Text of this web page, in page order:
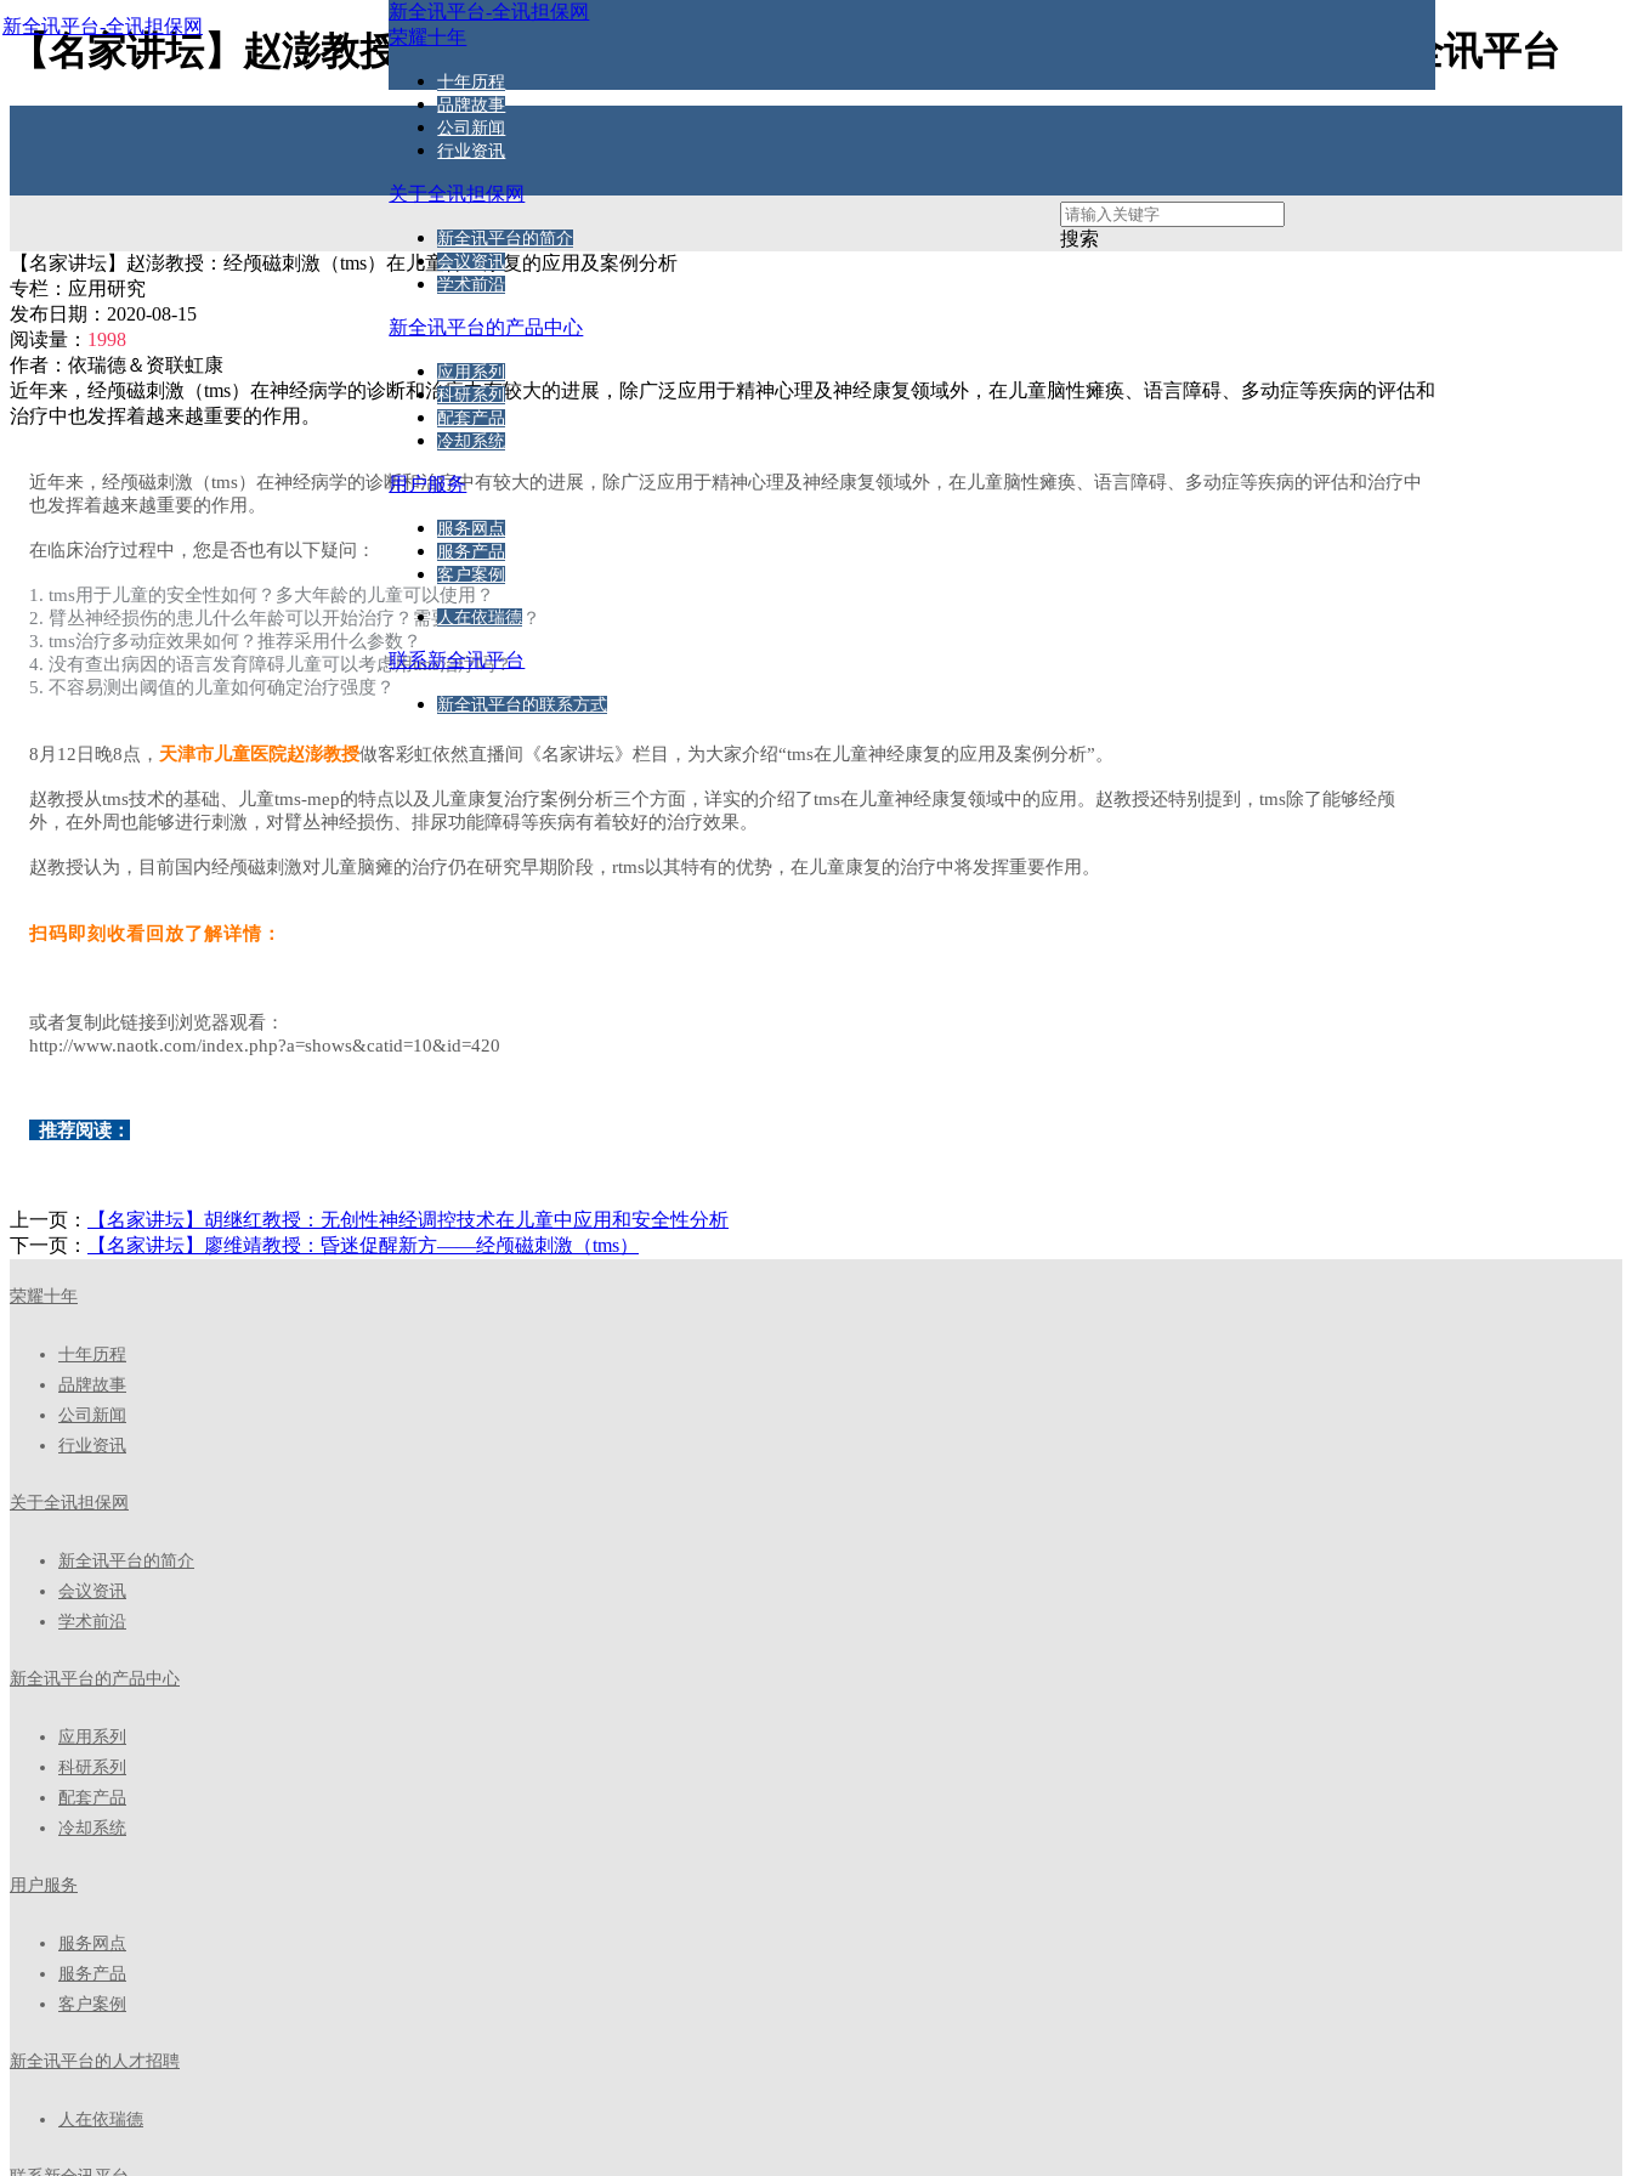
【名家讲坛】赵澎教授：经颅磁刺激（tms）在儿童神经康复的应用及案例分析-新全讯平台
新全讯平台-全讯担保网
新全讯平台-全讯担保网
荣耀十年
十年历程
品牌故事
公司新闻
行业资讯
关于全讯担保网
新全讯平台的简介
会议资讯
学术前沿
新全讯平台的产品中心
应用系列
科研系列
配套产品
冷却系统
用户服务
服务网点
服务产品
客户案例
人在依瑞德
联系新全讯平台
新全讯平台的联系方式
搜索
【名家讲坛】赵澎教授：经颅磁刺激（tms）在儿童神经康复的应用及案例分析
专栏： 应用研究
发布日期： 2020-08-15
阅读量： 1998
作者： 依瑞德＆资联虹康
近年来，经颅磁刺激（tms）在神经病学的诊断和治疗中有较大的进展，除广泛应用于精神心理及神经康复领域外，在儿童脑性瘫痪、语言障碍、多动症等疾病的评估和
治疗中也发挥着越来越重要的作用。
近年来，经颅磁刺激（tms）在神经病学的诊断和治疗中有较大的进展，除广泛应用于精神心理及神经康复领域外，在儿童脑性瘫痪、语言障碍、多动症等疾病的评估和治疗中
也发挥着越来越重要的作用。
在临床治疗过程中，您是否也有以下疑问：
1. tms用于儿童的安全性如何？多大年龄的儿童可以使用？
2. 臂丛神经损伤的患儿什么年龄可以开始治疗？需要戴耳塞吗？
3. tms治疗多动症效果如何？推荐采用什么参数？
4. 没有查出病因的语言发育障碍儿童可以考虑用tms治疗吗？
5. 不容易测出阈值的儿童如何确定治疗强度？
8月12日晚8点， 天津市儿童医院赵澎教授做客彩虹依然直播间《名家讲坛》栏目，为大家介绍“tms在儿童神经康复的应用及案例分析”。
赵教授从tms技术的基础、儿童tms-mep的特点以及儿童康复治疗案例分析三个方面，详实的介绍了tms在儿童神经康复领域中的应用。赵教授还特别提到，tms除了能够经颅
外，在外周也能够进行刺激，对臂丛神经损伤、排尿功能障碍等疾病有着较好的治疗效果。
赵教授认为，目前国内经颅磁刺激对儿童脑瘫的治疗仍在研究早期阶段，rtms以其特有的优势，在儿童康复的治疗中将发挥重要作用。
扫码即刻收看回放了解详情：
或者复制此链接到浏览器观看：
http://www.naotk.com/index.php?a=shows&catid=10&id=420
推荐阅读：
上一页：
【名家讲坛】胡继红教授：无创性神经调控技术在儿童中应用和安全性分析
下一页：
【名家讲坛】廖维靖教授：昏迷促醒新方——经颅磁刺激（tms）
荣耀十年
十年历程
品牌故事
公司新闻
行业资讯
关于全讯担保网
新全讯平台的简介
会议资讯
学术前沿
新全讯平台的产品中心
应用系列
科研系列
配套产品
冷却系统
用户服务
服务网点
服务产品
客户案例
新全讯平台的人才招聘
人在依瑞德